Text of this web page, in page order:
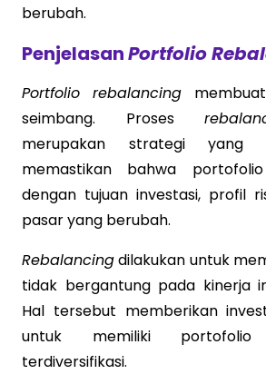
berubah.
PenjelasanPortfolio
Portfolio rebalancing
seimbang. Proses
merupakan strategi yang
memastikan bahwa
dengan tujuan investasi, profil
pasar yang berubah.
Rebalancingdilakukan untuk
tidak bergantung pada kinerja
Hal tersebut memberikan
untuk memiliki
terdiversifikasi.